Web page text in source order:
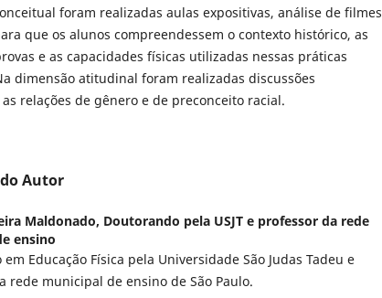
foram realizadas aulas expositivas, análise de filmes
que os alunos compreendessem o contexto histórico, as
e as capacidades físicas utilizadas nessas práticas
dimensão atitudinal foram realizadas discussões
relações de gênero e de preconceito racial.
Autor
Maldonado, Doutorando pela USJT e professor da rede
ensino
Educação Física pela Universidade São Judas Tadeu e
rede municipal de ensino de São Paulo.